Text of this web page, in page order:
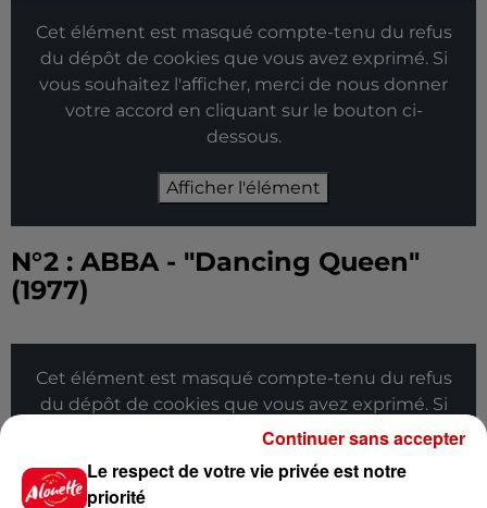
Cet élément est masqué compte-tenu du refus
du dépôt de cookies que vous avez exprimé. Si
vous souhaitez l'afficher, merci de nous donner
votre accord en cliquant sur le bouton ci-
dessous.
Afficher l'élément
N°2 : ABBA - "Dancing Queen"
(1977)
Cet élément est masqué compte-tenu du refus
du dépôt de cookies que vous avez exprimé. Si
vous souhaitez l'afficher, merci de nous donner
dessous.
Le respect de votre vie privée est notre
priorité
Continuer sans accepter